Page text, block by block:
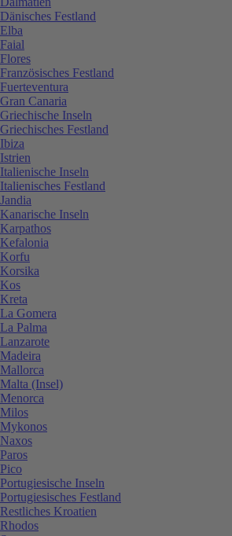
Dänisches Festland
Elba
Faial
Flores
Französisches Festland
Fuerteventura
Gran Canaria
Griechische Inseln
Griechisches Festland
Ibiza
Istrien
Italienische Inseln
Italienisches Festland
Jandia
Kanarische Inseln
Karpathos
Kefalonia
Korfu
Korsika
Kos
Kreta
La Gomera
La Palma
Lanzarote
Madeira
Mallorca
Malta (Insel)
Menorca
Milos
Mykonos
Naxos
Paros
Pico
Portugiesische Inseln
Portugiesisches Festland
Restliches Kroatien
Rhodos